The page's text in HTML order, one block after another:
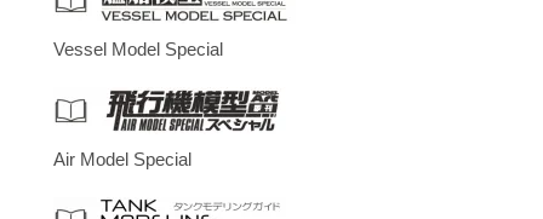
Vessel Model Special
Air Model Special